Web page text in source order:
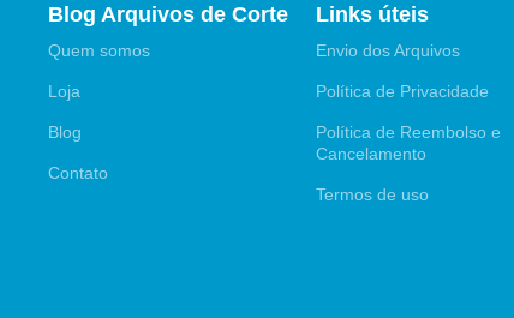
Blog Arquivos de Corte
Quem somos
Loja
Blog
Contato
Links úteis
Envio dos Arquivos
Política de Privacidade
Política de Reembolso e
Cancelamento
Termos de uso